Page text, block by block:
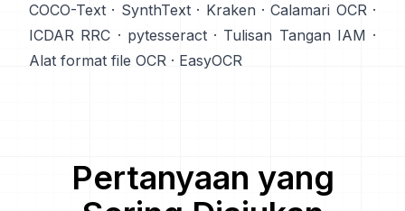
COCO-Text · SynthText· Kraken·Calamari OCR·
ICDAR RRC · pytesseract· Tulisan Tangan IAM ·
Alat format file OCR · EasyOCR
Pertanyaan yang